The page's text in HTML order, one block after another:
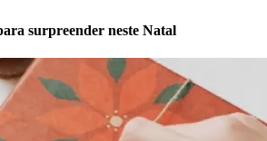
surpreender neste Natal